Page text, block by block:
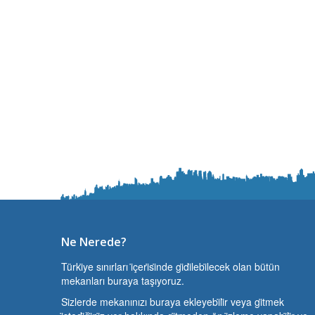
Ne Nerede?
Türki̇ye sınırları i̇çeri̇si̇nde gi̇di̇lebi̇lecek olan bütün
mekanları buraya taşıyoruz.
Si̇zlerde mekanınızı buraya ekleyebi̇li̇r veya gi̇tmek